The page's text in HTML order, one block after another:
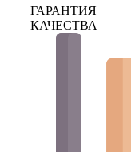
ГАРАНТИЯ
КАЧЕСТВА